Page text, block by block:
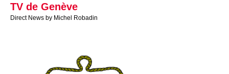
TV de Genève
Direct News by Michel Robadin